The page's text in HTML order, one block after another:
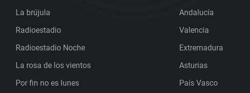
La brújula
Radioestadio
Radioestadio Noche
La rosa de los vientos
Por fin no es lunes
Andalucía
Valencia
Extremadura
Asturias
País Vasco